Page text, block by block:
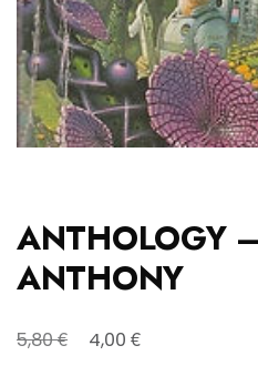
ANTHOLOGY
ANTHONY
5,80€
Original
4,00 €Η